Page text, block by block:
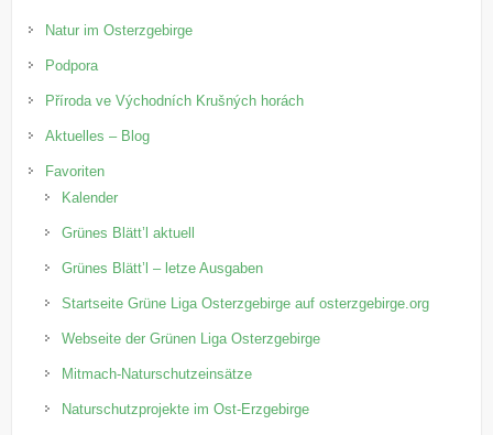
Natur im Osterzgebirge
Podpora
Příroda ve Východních Krušných horách
Aktuelles – Blog
Favoriten
Kalender
Grünes Blätt’l aktuell
Grünes Blätt’l – letze Ausgaben
Startseite Grüne Liga Osterzgebirge auf osterzgebirge.org
Webseite der Grünen Liga Osterzgebirge
Mitmach-Naturschutzeinsätze
Naturschutzprojekte im Ost-Erzgebirge